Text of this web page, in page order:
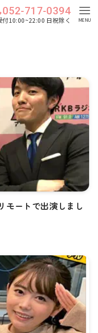
052-717-0394
付10:00~22:00 日祝除く MENU
モートで出演しまし